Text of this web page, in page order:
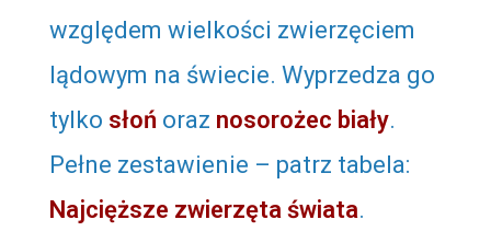
względem wielkości zwierzęciem
lądowym na świecie. Wyprzedza go
tylko słoń oraz nosorożec biały.
Pełne zestawienie – patrz tabela:
Najcięższe zwierzęta świata.